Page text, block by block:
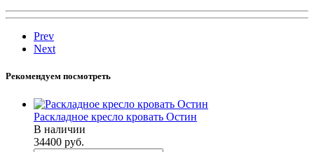
Prev
Next
Рекомендуем посмотреть
Раскладное кресло кровать Остин
В наличии
34400 руб.